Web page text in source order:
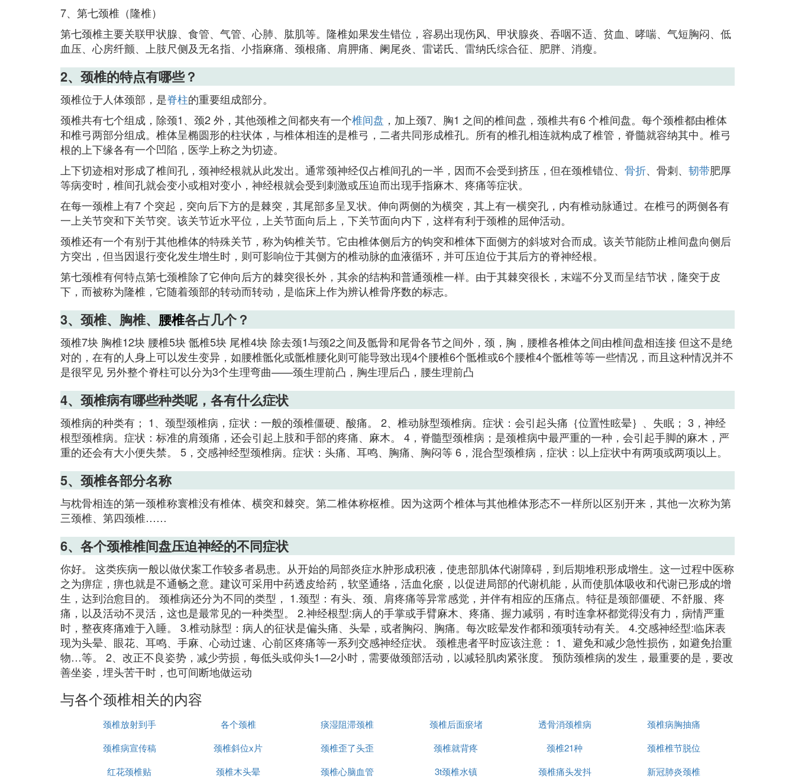
7、第七颈椎（隆椎）
第七颈椎主要关联甲状腺、食管、气管、心肺、肱肌等。隆椎如果发生错位，容易出现伤风、甲状腺炎、吞咽不适、贫血、哮喘、气短胸闷、低
血压、心房纤颤、上肢尺侧及无名指、小指麻痛、颈根痛、肩胛痛、阑尾炎、雷诺氏、雷纳氏综合征、肥胖、消瘦。
2、颈椎的特点有哪些？
颈椎位于人体颈部，是脊柱的重要组成部分。
颈椎共有七个组成，除颈1、颈2 外，其他颈椎之间都夹有一个椎间盘 ，加上颈7、胸1 之间的椎间盘，颈椎共有6 个椎间盘。每个颈椎都由椎体
和椎弓两部分组成。椎体呈椭圆形的柱状体，与椎体相连的是椎弓，二者共同形成椎孔。所有的椎孔相连就构成了椎管，脊髓就容纳其中。椎弓
根的上下缘各有一个凹陷，医学上称之为切迹。
上下切迹相对形成了椎间孔，颈神经根就从此发出。通常颈神经仅占椎间孔的一半，因而不会受到挤压，但在颈椎错位、 骨折、骨刺、 韧带肥厚
等病变时，椎间孔就会变小或相对变小，神经根就会受到刺激或压迫而出现手指麻木、疼痛等症状。
在每一颈椎上有7 个突起，突向后下方的是棘突，其尾部多呈叉状。伸向两侧的为横突，其上有一横突孔，内有椎动脉通过。在椎弓的两侧各有
一上关节突和下关节突。该关节近水平位，上关节面向后上，下关节面向内下，这样有利于颈椎的屈伸活动。
颈椎还有一个有别于其他椎体的特殊关节，称为钩椎关节。它由椎体侧后方的钩突和椎体下面侧方的斜坡对合而成。该关节能防止椎间盘向侧后
方突出，但当因退行变化发生增生时，则可影响位于其侧方的椎动脉的血液循环，并可压迫位于其后方的脊神经根。
第七颈椎有何特点第七颈椎除了它伸向后方的棘突很长外，其余的结构和普通颈椎一样。由于其棘突很长，末端不分叉而呈结节状，隆突于皮
下，而被称为隆椎，它随着颈部的转动而转动，是临床上作为辨认椎骨序数的标志。
3、颈椎、胸椎、 腰椎各占几个？
颈椎7块 胸椎12块 腰椎5块 骶椎5块 尾椎4块 除去颈1与颈2之间及骶骨和尾骨各节之间外，颈，胸，腰椎各椎体之间由椎间盘相连接 但这不是绝
对的，在有的人身上可以发生变异，如腰椎骶化或骶椎腰化则可能导致出现4个腰椎6个骶椎或6个腰椎4个骶椎等等一些情况，而且这种情况并不
是很罕见 另外整个脊柱可以分为3个生理弯曲——颈生理前凸，胸生理后凸，腰生理前凸
4、颈椎病有哪些种类呢，各有什么症状
颈椎病的种类有； 1、颈型颈椎病，症状：一般的颈椎僵硬、酸痛。 2、椎动脉型颈椎病。症状：会引起头痛｛位置性眩晕｝、失眠； 3，神经
根型颈椎病。症状：标准的肩颈痛，还会引起上肢和手部的疼痛、麻木。 4，脊髓型颈椎病；是颈椎病中最严重的一种，会引起手脚的麻木，严
重的还会有大小便失禁。 5，交感神经型颈椎病。症状：头痛、耳鸣、胸痛、胸闷等 6，混合型颈椎病，症状：以上症状中有两项或两项以上。
5、颈椎各部分名称
与枕骨相连的第一颈椎称寰椎没有椎体、横突和棘突。第二椎体称枢椎。因为这两个椎体与其他椎体形态不一样所以区别开来，其他一次称为第
三颈椎、第四颈椎……
6、各个颈椎椎间盘压迫神经的不同症状
你好。 这类疾病一般以做伏案工作较多者易患。从开始的局部炎症水肿形成积液，使患部肌体代谢障碍，到后期堆积形成增生。这一过程中医称
之为痹症，痹也就是不通畅之意。建议可采用中药透皮给药，软坚通络，活血化瘀，以促进局部的代谢机能，从而使肌体吸收和代谢已形成的增
生，达到治愈目的。 颈椎病还分为不同的类型， 1.颈型：有头、颈、肩疼痛等异常感觉，并伴有相应的压痛点。特征是颈部僵硬、不舒服、疼
痛，以及活动不灵活，这也是最常见的一种类型。 2.神经根型:病人的手掌或手臂麻木、疼痛、握力减弱，有时连拿杯都觉得没有力，病情严重
时，整夜疼痛难于入睡。 3.椎动脉型：病人的征状是偏头痛、头晕，或者胸闷、胸痛。每次眩晕发作都和颈项转动有关。 4.交感神经型:临床表
现为头晕、眼花、耳鸣、手麻、心动过速、心前区疼痛等一系列交感神经症状。 颈椎患者平时应该注意： 1、避免和减少急性损伤，如避免抬重
物…等。 2、改正不良姿势，减少劳损，每低头或仰头1—2小时，需要做颈部活动，以减轻肌肉紧张度。 预防颈椎病的发生，最重要的是，要改
善坐姿，埋头苦干时，也可间断地做运动
与各个颈椎相关的内容
颈椎放射到手 各个颈椎 痰湿阻滞颈椎 颈椎后面瘀堵 透骨消颈椎病
颈椎病胸抽痛
颈椎病宣传稿
颈椎斜位x片 颈椎歪了头歪 颈椎就背疼 颈椎21种
颈椎椎节脱位
红花颈椎贴
颈椎木头晕 颈椎心脑血管 3t颈椎水镇 颈椎痛头发抖 新冠肺炎颈椎